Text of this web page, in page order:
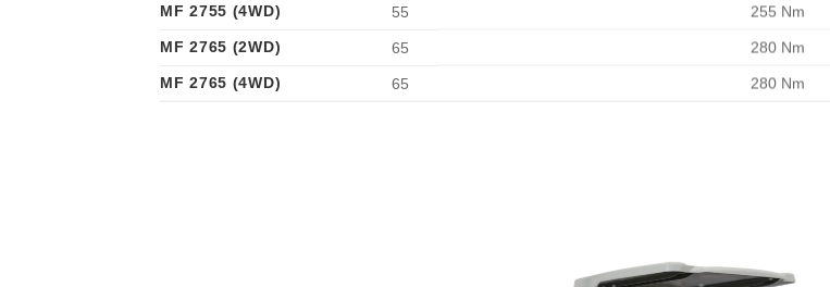
MF 2755 (4WD)
55 255 Nm
MF 2765 (2WD)
65 280 Nm
MF 2765 (4WD)
65 280 Nm